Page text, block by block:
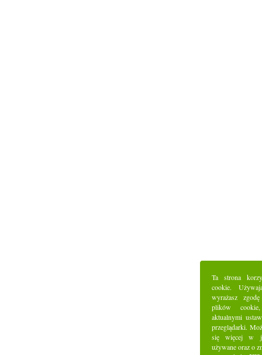
Ta strona
cookie.
wyrażasz
plików
aktualnymi
przeglądarki.
się więcej w
używane oraz o